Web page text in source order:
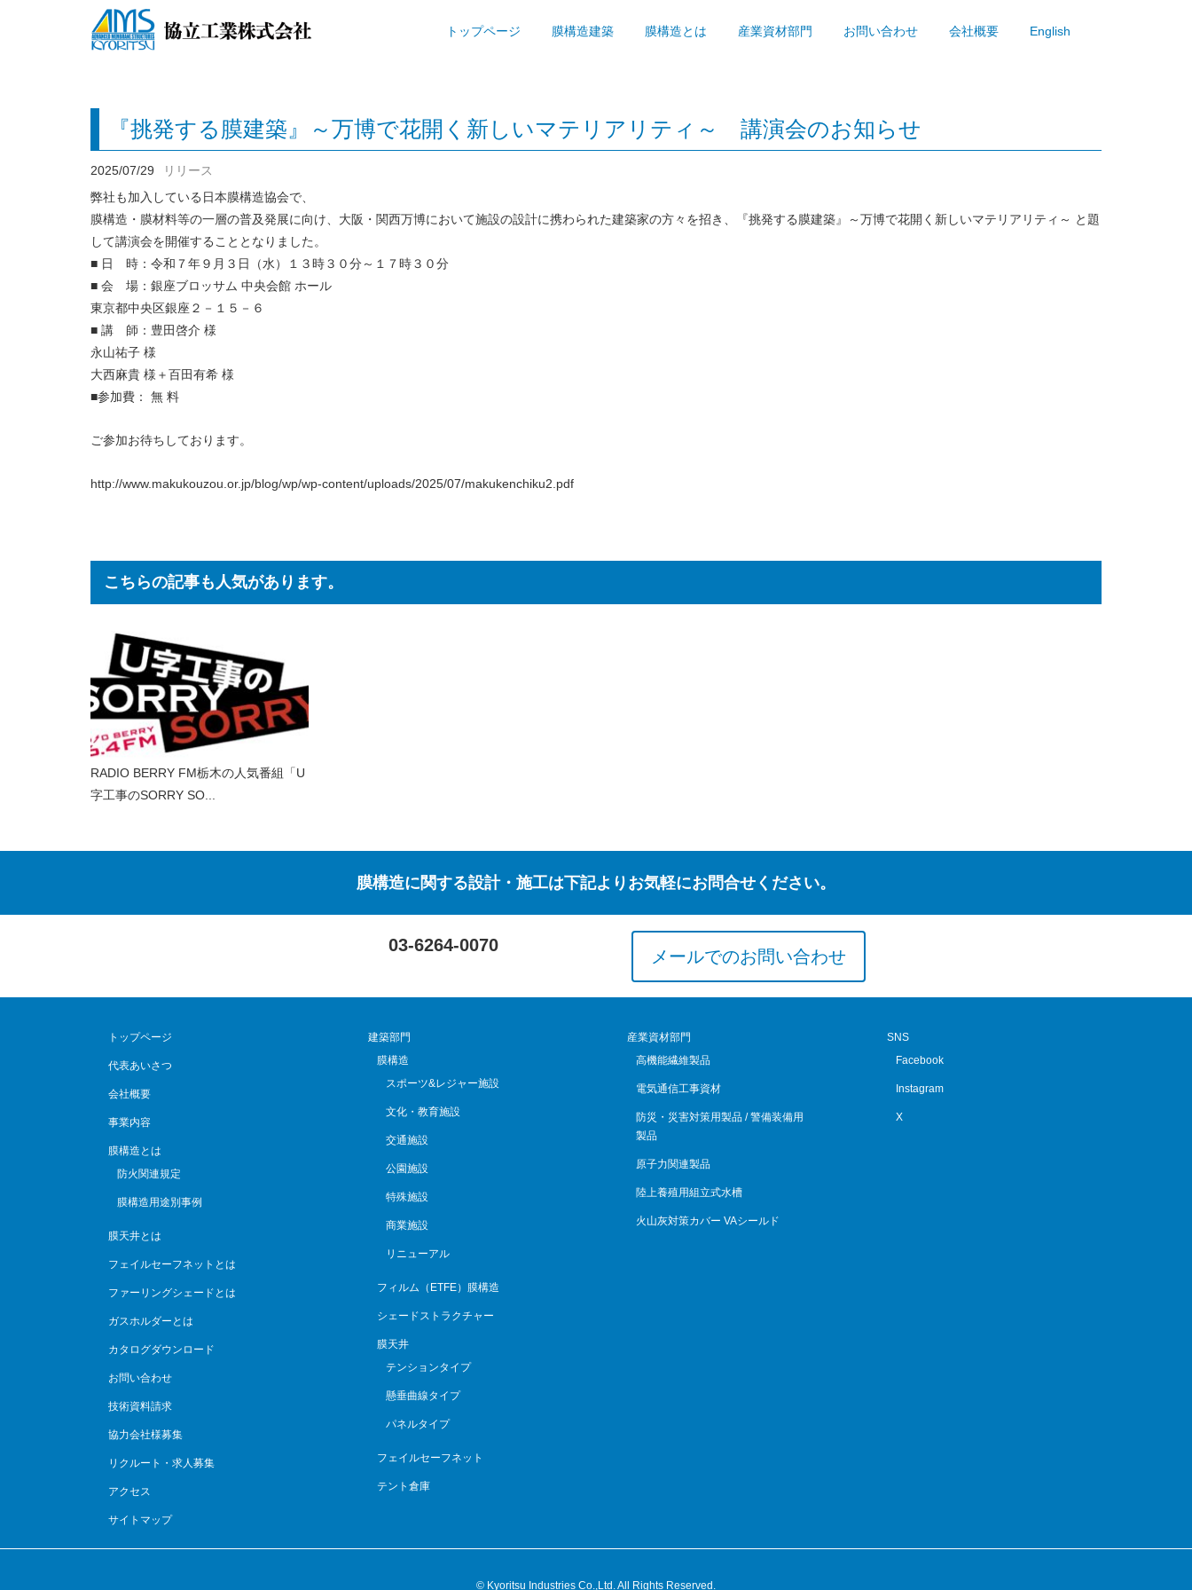
トップページ 膜構造建築 膜構造とは 産業資材部門 お問い合わせ 会社概要 English
『挑発する膜建築』～万博で花開く新しいマテリアリティ～ 講演会のお知らせ
2025/07/29 リリース
弊社も加入している日本膜構造協会で、
膜構造・膜材料等の一層の普及発展に向け、大阪・関西万博において施設の設計に携わられた建築家の方々を招き、『挑発する膜建築』～万博で花開く新しいマテリアリティ～ と題
して講演会を開催することとなりました。
■ 日 時：令和７年９月３日（水）１３時３０分～１７時３０分
■ 会 場：銀座ブロッサム 中央会館 ホール
東京都中央区銀座２－１５－６
■ 講 師：豊田啓介 様
永山祐子 様
大西麻貴 様＋百田有希 様
■参加費： 無 料
ご参加お待ちしております。
http://www.makukouzou.or.jp/blog/wp/wp-content/uploads/2025/07/makukenchiku2.pdf
こちらの記事も人気があります。
RADIO BERRY FM栃木の人気番組「U
字工事のSORRY SO...
膜構造に関する設計・施工は下記よりお気軽にお問合せください。
03-6264-0070
メールでのお問い合わせ
トップページ
代表あいさつ
会社概要
事業内容
膜構造とは
防火関連規定
膜構造用途別事例
膜天井とは
フェイルセーフネットとは
ファーリングシェードとは
ガスホルダーとは
カタログダウンロード
お問い合わせ
技術資料請求
協力会社様募集
リクルート・求人募集
アクセス
サイトマップ
建築部門
膜構造
スポーツ&レジャー施設
文化・教育施設
交通施設
公園施設
特殊施設
商業施設
リニューアル
フィルム（ETFE）膜構造
シェードストラクチャー
膜天井
テンションタイプ
懸垂曲線タイプ
パネルタイプ
フェイルセーフネット
テント倉庫
産業資材部門
高機能繊維製品
電気通信工事資材
防災・災害対策用製品 / 警備装備用
製品
原子力関連製品
陸上養殖用組立式水槽
火山灰対策カバー VAシールド
SNS
Facebook
Instagram
X
© Kyoritsu Industries Co.,Ltd. All Rights Reserved.